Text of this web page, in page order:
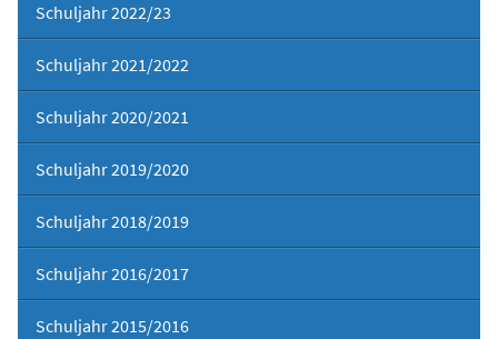
Schuljahr 2022/23
Schuljahr 2021/2022
Schuljahr 2020/2021
Schuljahr 2019/2020
Schuljahr 2018/2019
Schuljahr 2016/2017
Schuljahr 2015/2016